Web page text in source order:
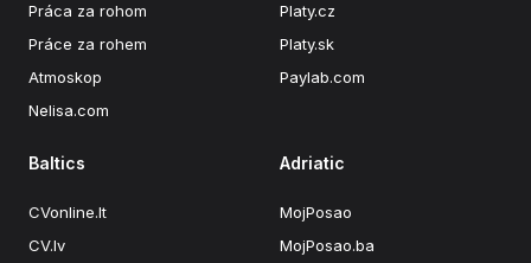
Práca za rohom
Práce za rohem
Atmoskop
Nelisa.com
Platy.cz
Platy.sk
Paylab.com
Baltics
CVonline.lt
CV.lv
Adriatic
MojPosao
MojPosao.ba